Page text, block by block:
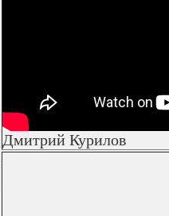
Дмитрий Курилов